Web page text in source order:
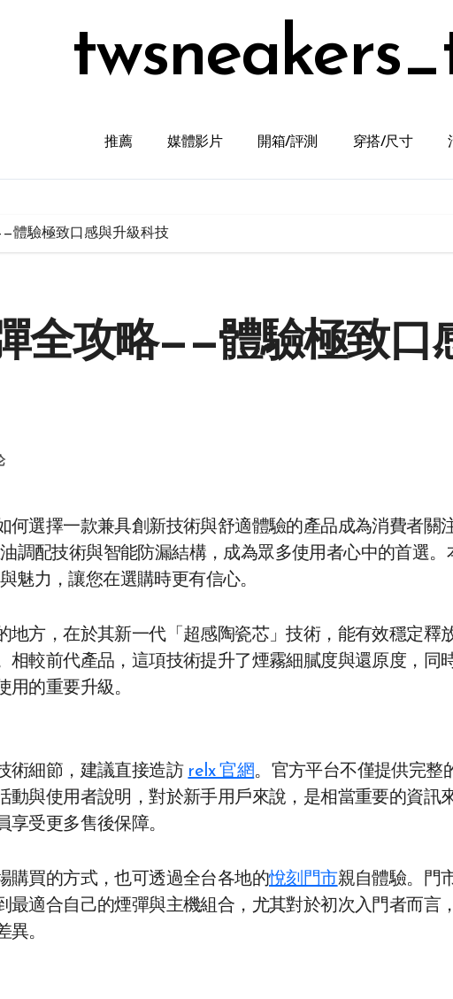
推薦 媒體影片 開箱/評測 穿搭/尺寸
體驗極致口感與升級科技
全攻略——體驗極致口
調配技術與智能防漏結構，成為眾多使用者心中的首選。
魅力，讓您在選購時更有信心。
地方，在於其新一代「超感陶瓷芯」技術，能有效穩定釋
相較前代產品，這項技術提升了煙霧細膩度與還原度，同
用的重要升級。
術細節，建議直接造訪 relx 官網。官方平台不僅提供完整
動與使用者說明，對於新手用戶來說，是相當重要的資訊
受更多售後保障。
購買的方式，也可透過全台各地的悅刻門市親自體驗。門
最適合自己的煙彈與主機組合，尤其對於初次入門者而言
異。